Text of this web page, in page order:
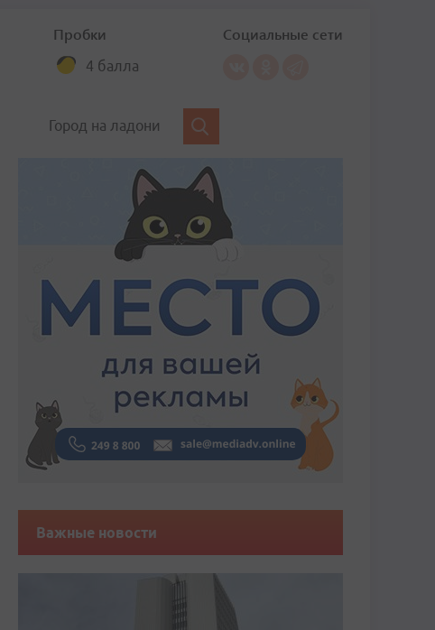
Пробки
4 балла
Социальные сети
Город на ладони
Важные новости